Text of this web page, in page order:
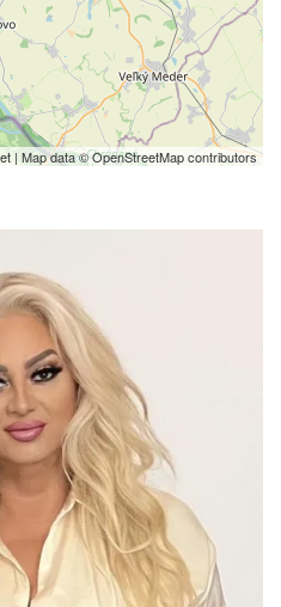
| Map data ©OpenStreetMapcontributors